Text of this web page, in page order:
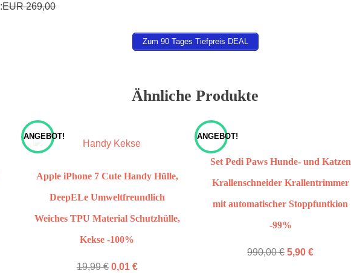
EUR 269,00
Zum 90 Tages Tiefpreis DEAL
Ähnliche Produkte
ANGEBOT!
Apple iPhone 7 Cute Handy Hülle,
DeepELe Umweltfreundlich
Weiches TPU Material Schutzhülle,
Kekse -100%
19,99€ 0,01 €
ANGEBOT!
Set Pedi Paws Hunde- und Katzen
Krallenschneider Krallentrimmer
mit automatischer Stoppfuntkion
-99%
990,00€ 5,90€